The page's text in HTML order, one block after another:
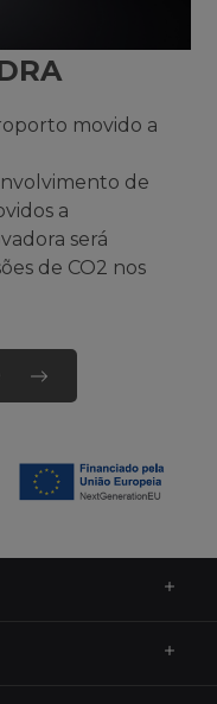
movido a
de
a
será
de CO2 nos